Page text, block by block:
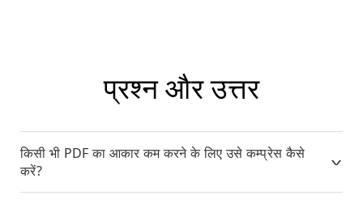
प्रश्न और उत्तर
किसी भी PDF का आकार कम करने के लिए उसे कम्प्रेस कैसे
करें?